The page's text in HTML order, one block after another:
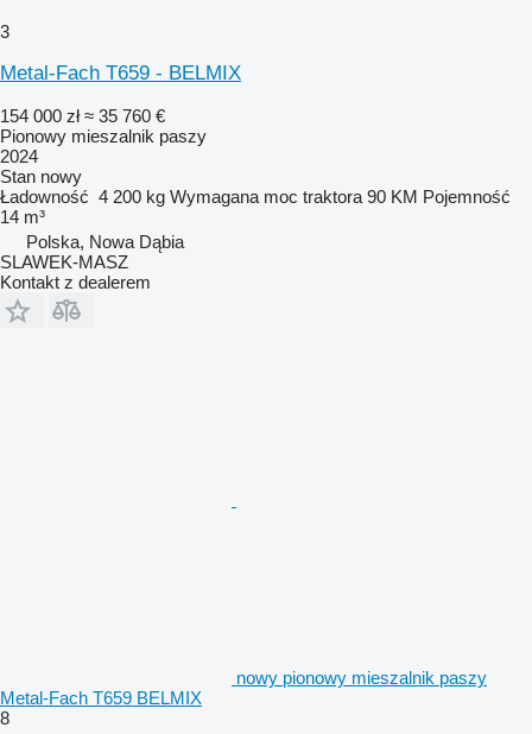
3
Metal-Fach T659 - BELMIX
154 000 zł ≈ 35 760 €
Pionowy mieszalnik paszy
2024
Stan nowy
Ładowność 4 200 kg Wymagana moc traktora 90 KM Pojemność
14 m³
Polska, Nowa Dąbia
SLAWEK-MASZ
Kontakt z dealerem
nowy pionowy mieszalnik paszy
Metal-Fach T659 BELMIX
8